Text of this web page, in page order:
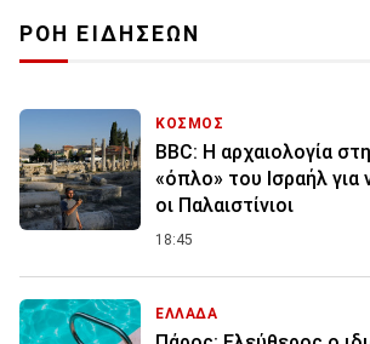
ΡΟΗ ΕΙΔΗΣΕΩΝ
ΚΟΣΜΟΣ
BBC: Η αρχαιολογία
«όπλο» του Ισραήλ για
οι Παλαιστίνιοι
18:45
ΕΛΛΑΔΑ